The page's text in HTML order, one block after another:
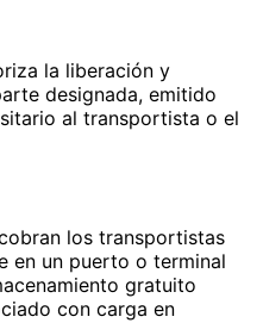
la liberación y
designada, emitido
al transportista o el
los transportistas
en un puerto o terminal
gratuito
con carga en